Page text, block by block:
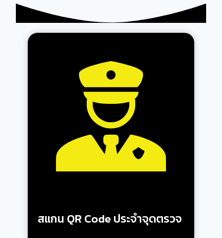
สแกน QR Code ประจำจุดตรวจ